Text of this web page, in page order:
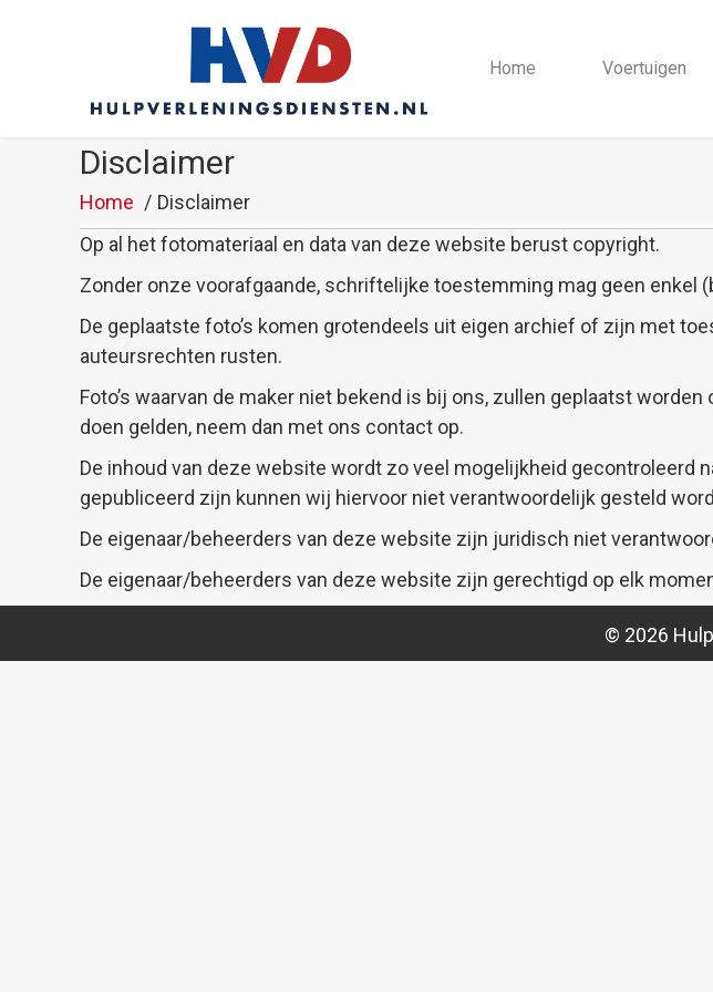
Home Voertuigen
Disclaimer
Home
Disclaimer
Op al het fotomateriaal en data van deze website berust copyright.
Zonder onze voorafgaande, schriftelijke toestemming mag geen enkel
De geplaatste foto’s komen grotendeels uit eigen archief of zijn met
auteursrechten rusten.
Foto’s waarvan de maker niet bekend is bij ons, zullen geplaatst
doen gelden, neem dan met ons contact op.
De inhoud van deze website wordt zo veel mogelijkheid gecontroleerd
gepubliceerd zijn kunnen wij hiervoor niet verantwoordelijk gesteld
De eigenaar/beheerders van deze website zijn juridisch niet
De eigenaar/beheerders van deze website zijn gerechtigd op elk
© 2026